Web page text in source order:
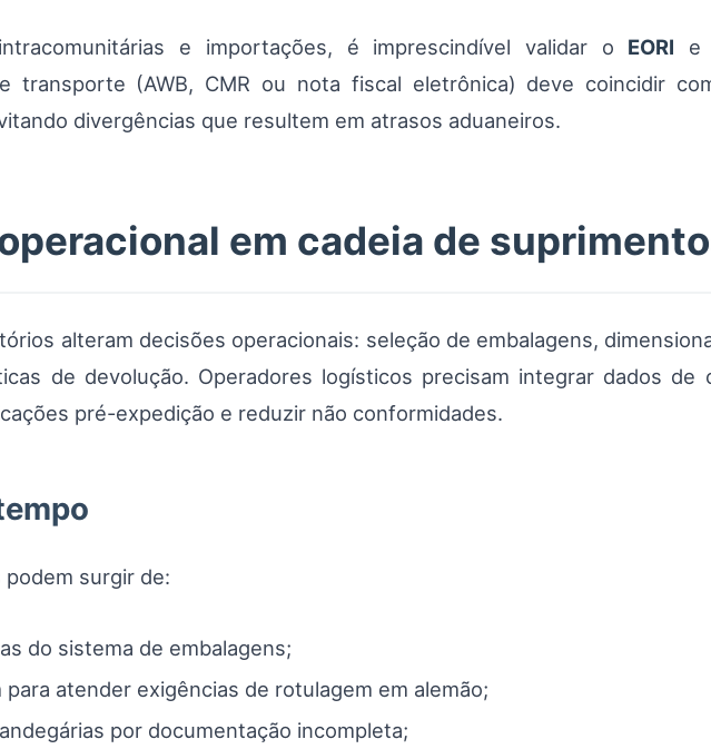
e importações, é imprescindível validar o EORI e
transporte (AWB, CMR ou nota fiscal eletrônica) deve coincidir
divergências que resultem em atrasos aduaneiros.
em cadeia de
alteram decisões operacionais: seleção de embalagens,
de devolução. Operadores logísticos precisam integrar dados de
pré-expedição e reduzir não conformidades.
surgir de:
do sistema de embalagens;
para atender exigências de rotulagem em alemão;
por documentação incompleta;